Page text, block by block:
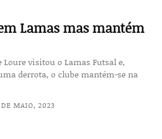
em Lamas mas mantém
Loure visitou o Lamas Futsal e,
derrota, o clube mantém-se na
MAIO, 2023